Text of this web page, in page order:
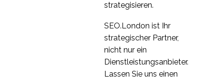
strategisieren.
SEO.London ist Ihr
strategischer Partner,
nicht nur ein
Dienstleistungsanbieter.
Lassen Sie uns einen